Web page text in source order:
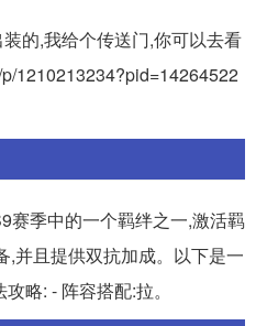
的,我给个传送门,你可以去看
1210213234?pid=14264522
赛季中的一个羁绊之一,激活羁
,并且提供双抗加成。以下是一
略: - 阵容搭配:拉。